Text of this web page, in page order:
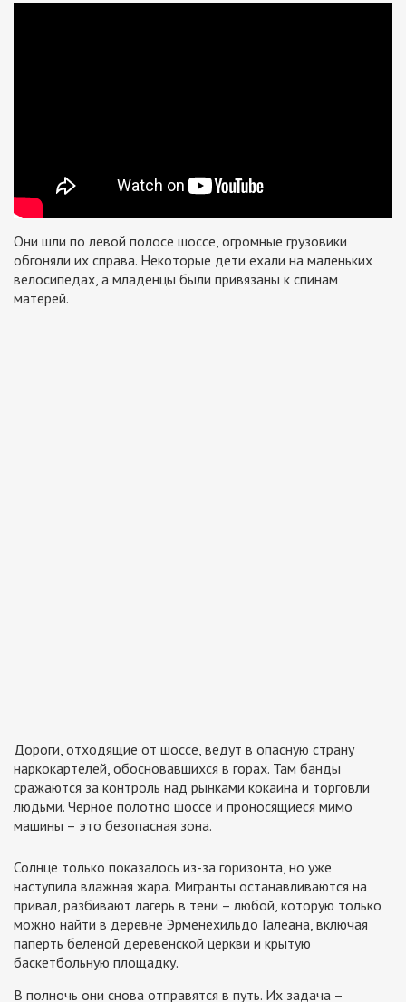
Они шли по левой полосе шоссе, огромные грузовики
обгоняли их справа. Некоторые дети ехали на маленьких
велосипедах, а младенцы были привязаны к спинам
матерей.
Дороги, отходящие от шоссе, ведут в опасную страну
наркокартелей, обосновавшихся в горах. Там банды
сражаются за контроль над рынками кокаина и торговли
людьми. Черное полотно шоссе и проносящиеся мимо
машины – это безопасная зона.
Солнце только показалось из-за горизонта, но уже
наступила влажная жара. Мигранты останавливаются на
привал, разбивают лагерь в тени – любой, которую только
можно найти в деревне Эрменехильдо Галеана, включая
паперть беленой деревенской церкви и крытую
баскетбольную площадку.
В полночь они снова отправятся в путь. Их задача –